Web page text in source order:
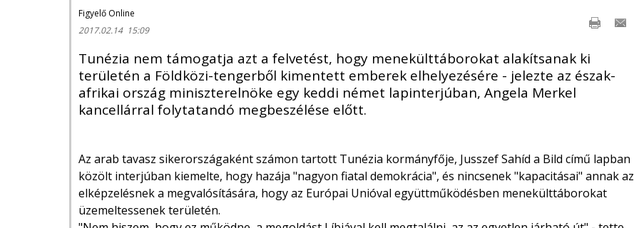
Figyelő Online
2017.02.14 15:09
Tunézia nem támogatja azt a felvetést, hogy menekülttáborokat alakítsanak ki
területén a Földközi-tengerből kimentett emberek elhelyezésére - jelezte az észak-
afrikai ország miniszterelnöke egy keddi német lapinterjúban, Angela Merkel
kancellárral folytatandó megbeszélése előtt.
Az arab tavasz sikerországaként számon tartott Tunézia kormányfője, Jusszef Sahíd a Bild című lapban
közölt interjúban kiemelte, hogy hazája "nagyon fiatal demokrácia", és nincsenek "kapacitásai" annak az
elképzelésnek a megvalósítására, hogy az Európai Unióval együttműködésben menekülttáborokat
üzemeltessenek területén.